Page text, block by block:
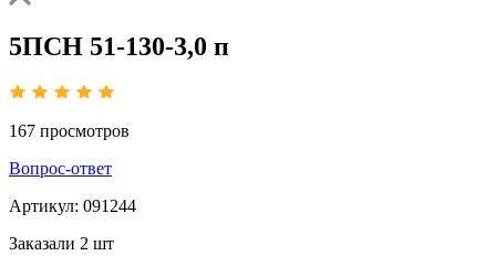
5ПСН 51-130-3,0 п
167 просмотров
Вопрос-ответ
Артикул: 091244
Заказали 2 шт